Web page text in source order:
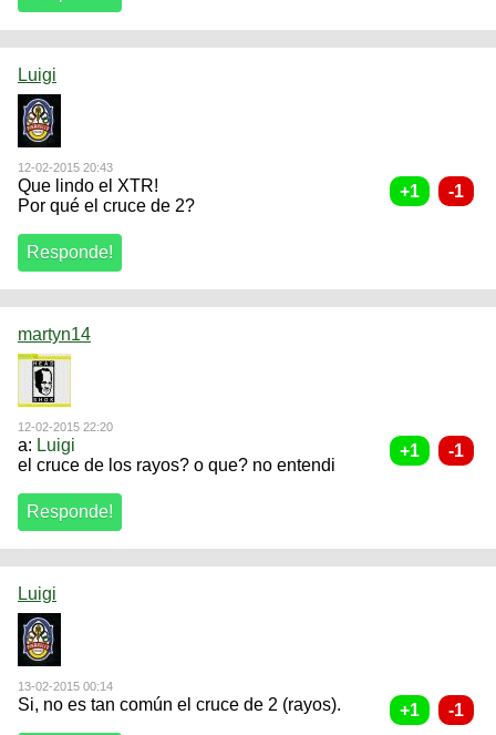
Luigi
12-02-2015 20:43
Que lindo el XTR!
Por qué el cruce de 2?
martyn14
12-02-2015 22:20
a: Luigi
el cruce de los rayos? o que? no entendi
Luigi
13-02-2015 00:14
Si, no es tan común el cruce de 2 (rayos).